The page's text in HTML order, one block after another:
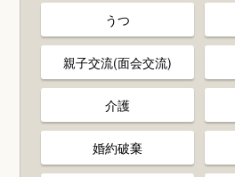
うつ
親子交流(面会交流)
介護
婚約破棄